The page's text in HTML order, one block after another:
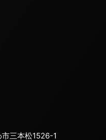
三本松1526-1